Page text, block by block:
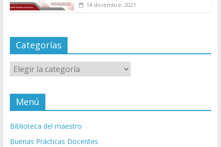
14 diciembre, 2021
Categorías
Categorías
Menú
Biblioteca del maestro
Buenas Prácticas Docentes